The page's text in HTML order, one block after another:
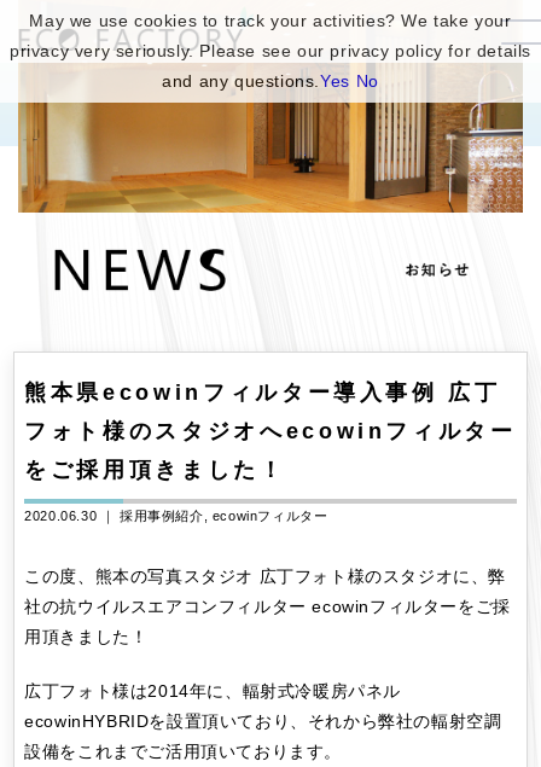
熊本県ecowinフィルター導入事例 広丁
フォト様のスタジオへecowinフィルター
をご採用頂きました！
2020.06.30 ｜採用事例紹介 ecowinフィルター
この度、熊本の写真スタジオ 広丁フォト様のスタジオに、弊
社の抗ウイルスエアコンフィルター ecowinフィルターをご採
用頂きました！
広丁フォト様は2014年に、輻射式冷暖房パネル
ecowinHYBRIDを設置頂いており、それから弊社の輻射空調
設備をこれまでご活用頂いております。
May we use cookies to track your activities? We take your
privacy very seriously. Please see our privacy policy for details
and any questions.Yes No